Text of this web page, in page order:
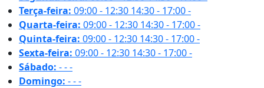
Terça-feira: 09:00 - 12:30 14:30 - 17:00-
Quarta-feira: 09:00 - 12:30 14:30 - 17:00-
Quinta-feira: 09:00 - 12:30 14:30 - 17:00-
Sexta-feira: 09:00 - 12:30 14:30 - 17:00-
Sábado: ---
Domingo: ---